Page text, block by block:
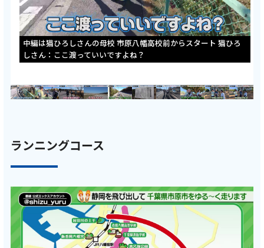
中編は猫ひろしさんの母校 市原八幡高校前からスタート 猫ひろ
しさん：ここ渡っていいですよね？
ランニングコース